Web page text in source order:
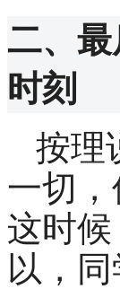
二、
时刻
按理
一切
这时
以，